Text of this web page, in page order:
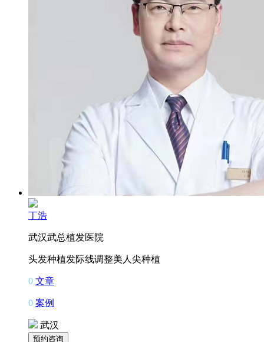
丁浩
武汉武总植发医院
头发种植发际线调整美人尖种植
0 文章
0 案例
武汉